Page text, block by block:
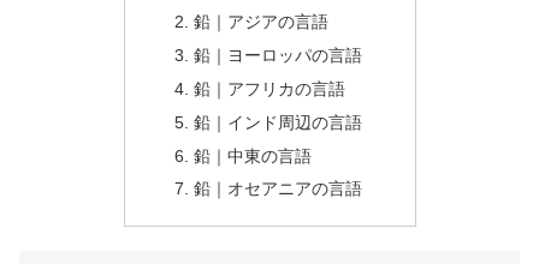
鉛｜アジアの言語
鉛｜ヨーロッパの言語
鉛｜アフリカの言語
鉛｜インド周辺の言語
鉛｜中東の言語
鉛｜オセアニアの言語